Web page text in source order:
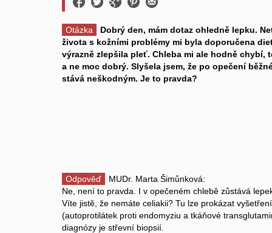
Otázka
Dobrý den, mám dotaz ohledně lepku.
života s kožními problémy mi byla doporučena
výrazně zlepšila pleť. Chleba mi ale hodně chybí,
a ne moc dobrý. Slyšela jsem, že po opečení
stává neškodným. Je to pravda?
Odpověď
MUDr. Marta Šimůnková:
Ne, není to pravda. I v opečeném chlebě zůstává
Víte jistě, že nemáte celiakii? Tu lze prokázat
(autoprotilátek proti endomyziu a tkáňové
diagnózy je střevní biopsií.